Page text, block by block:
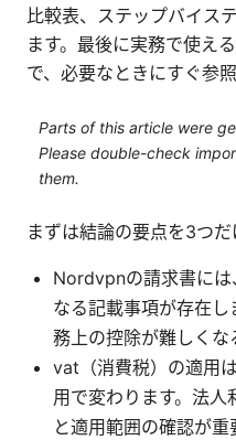
比較表、ステップバイス
ます。最後に実務で使え
で、必要なときにすぐ参照
Parts of this article were
Please double-check
them.
まずは結論の要点を3つ
Nordvpnの請求書には
なる記載事項が存在
務上の控除が難しくな
vat（消費税）の適用
用で変わります。法
と適用範囲の確認が重